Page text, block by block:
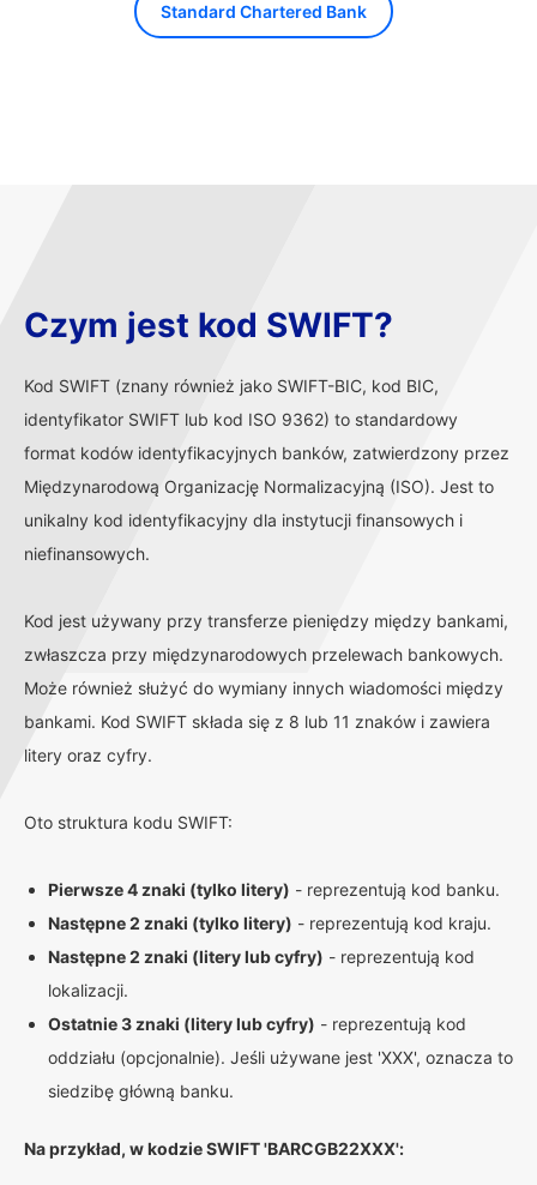
Standard Chartered Bank
Czym jest kod SWIFT?
Kod SWIFT (znany również jako SWIFT-BIC, kod BIC,
identyfikator SWIFT lub kod ISO 9362) to standardowy
format kodów identyfikacyjnych banków, zatwierdzony przez
Międzynarodową Organizację Normalizacyjną (ISO). Jest to
unikalny kod identyfikacyjny dla instytucji finansowych i
niefinansowych.
Kod jest używany przy transferze pieniędzy między bankami,
zwłaszcza przy międzynarodowych przelewach bankowych.
Może również służyć do wymiany innych wiadomości między
bankami. Kod SWIFT składa się z 8 lub 11 znaków i zawiera
litery oraz cyfry.
Oto struktura kodu SWIFT:
Pierwsze 4 znaki (tylko litery) - reprezentują kod banku.
Następne 2 znaki (tylko litery) - reprezentują kod kraju.
Następne 2 znaki (litery lub cyfry) - reprezentują kod
lokalizacji.
Ostatnie 3 znaki (litery lub cyfry) - reprezentują kod
oddziału (opcjonalnie). Jeśli używane jest 'XXX', oznacza to
siedzibę główną banku.
Na przykład, w kodzie SWIFT 'BARCGB22XXX':